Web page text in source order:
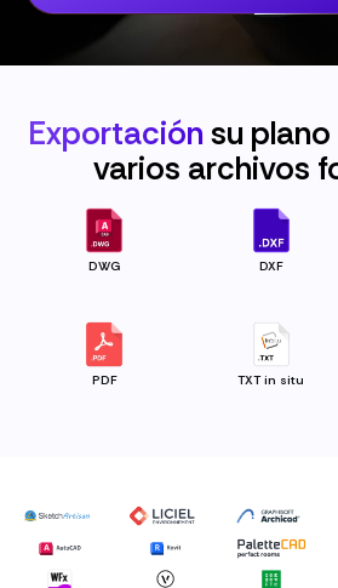
Exportación su
varios archivos
DWG DXF
PDF TXT in situ